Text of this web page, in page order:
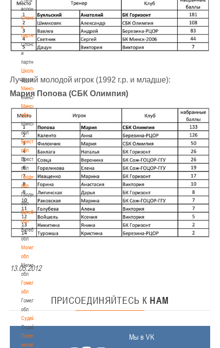
волонтером
Спонсоры
и
партнеры
Спонсоры
и
партнеры
Школы
Школы
Минск
Минск
Минская
обл
Минская
обл
Брестская
обл
Брестская
обл
Гродненская
обл
Гродненская
обл
Витебская
обл
Витебская
обл
Могилевская
обл
Могилевская
обл
Гомельская
обл
Гомельская
обл
Судейство
Судейство
Полезные
материалы
Лучший молодой игрок (1992 г.р. и младше):
Мария Попова (СБК Олимпия)
13.05.2012
ПРИСОЕДИНЯЙТЕСЬ К НАМ
Мы в VK